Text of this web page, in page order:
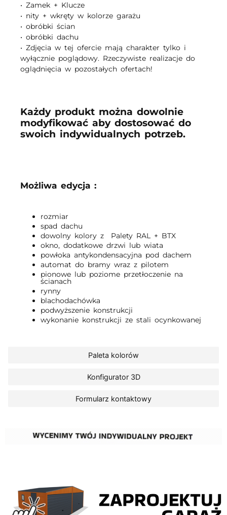
Paleta kolorów
Konfigurator 3D
Formularz kontaktowy
• Zamek + Klucze
• nity + wkręty w kolorze garażu
• obróbki ścian
• obróbki dachu
• Zdjęcia w tej ofercie mają charakter tylko i
wyłącznie poglądowy. Rzeczywiste realizacje do
oglądnięcia w pozostałych ofertach!
Każdy produkt można dowolnie
modyfikować aby dostosować do
swoich indywidualnych potrzeb.
Możliwa edycja :
rozmiar
spad dachu
dowolny kolory z Palety RAL + BTX
okno, dodatkowe drzwi lub wiata
powłoka antykondensacyjna pod dachem
automat do bramy wraz z pilotem
pionowe lub poziome przetłoczenie na
ścianach
rynny
blachodachówka
podwyższenie konstrukcji
wykonanie konstrukcji ze stali ocynkowanej